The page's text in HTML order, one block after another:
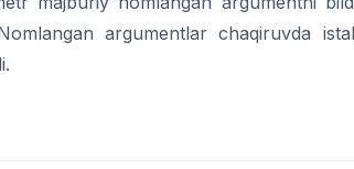
argumentlar chaqiruvda